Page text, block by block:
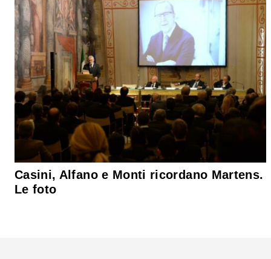
Casini, Alfano e Monti ricordano Martens.
Le foto